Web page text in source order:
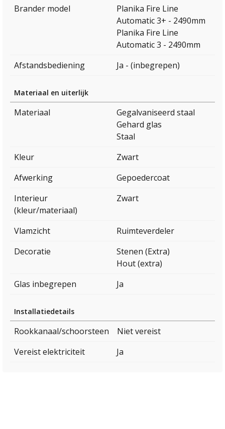
Brander model
Planika Fire Line
Automatic 3+ - 2490mm
Planika Fire Line
Automatic 3 - 2490mm
Afstandsbediening
Ja - (inbegrepen)
Materiaal en uiterlijk
Materiaal
Gegalvaniseerd staal
Gehard glas
Staal
Kleur
Zwart
Afwerking
Gepoedercoat
Interieur
(kleur/materiaal)
Zwart
Vlamzicht
Ruimteverdeler
Decoratie
Stenen (Extra)
Hout (extra)
Glas inbegrepen
Ja
Installatiedetails
Rookkanaal/schoorsteen
Niet vereist
Vereist elektriciteit
Ja